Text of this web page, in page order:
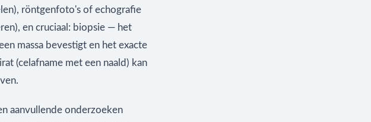
röntgenfoto's of echografie
en cruciaal: biopsie — het
massa bevestigt en het exacte
(celafname met een naald) kan
aanvullende onderzoeken